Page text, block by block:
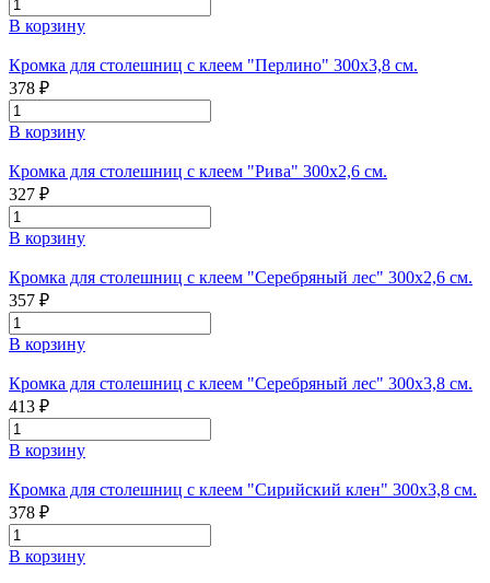
В корзину
Кромка для столешниц с клеем "Перлино" 300х3,8 см.
378 ₽
В корзину
Кромка для столешниц с клеем "Рива" 300х2,6 см.
327 ₽
В корзину
Кромка для столешниц с клеем "Серебряный лес" 300х2,6 см.
357 ₽
В корзину
Кромка для столешниц с клеем "Серебряный лес" 300х3,8 см.
413 ₽
В корзину
Кромка для столешниц с клеем "Сирийский клен" 300х3,8 см.
378 ₽
В корзину